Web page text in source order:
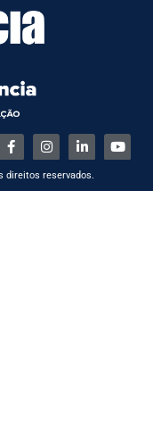
direitos reservados.